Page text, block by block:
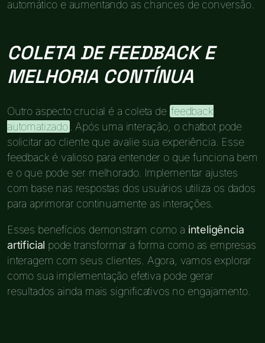
automático e aumentando as chances de conversão.
COLETA DE FEEDBACK E
MELHORIA CONTÍNUA
Outro aspecto crucial é a coleta de feedback
automatizado
. Após uma interação, o chatbot pode
solicitar ao cliente que avalie sua experiência. Esse
feedback é valioso para entender o que funciona bem
e o que pode ser melhorado. Implementar ajustes
com base nas respostas dos usuários utiliza os dados
para aprimorar continuamente as interações.
Esses benefícios demonstram como a inteligência
artificial pode transformar a forma como as empresas
interagem com seus clientes. Agora, vamos explorar
como sua implementação efetiva pode gerar
resultados ainda mais significativos no engajamento.